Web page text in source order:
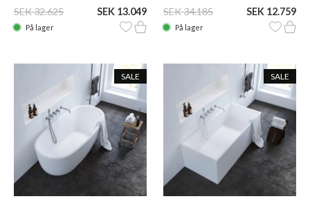
SEK 32.625 SEK 13.049
På lager
SEK 34.185 SEK 12.759
På lager
SALE SALE